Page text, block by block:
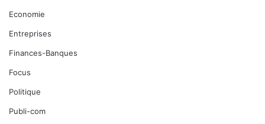
Economie
Entreprises
Finances-Banques
Focus
Politique
Publi-com